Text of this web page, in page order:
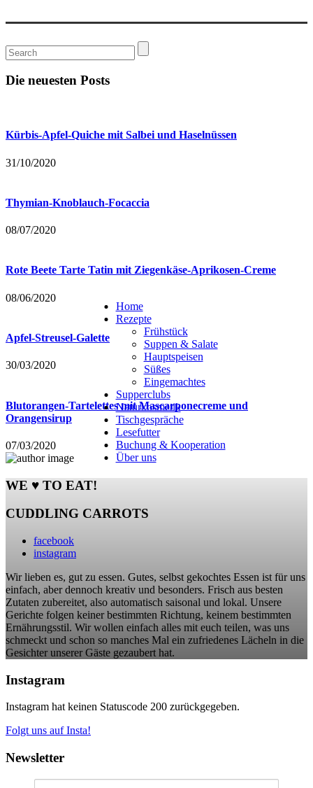
Home
Rezepte
Frühstück
Suppen & Salate
Hauptspeisen
Süßes
Eingemachtes
Supperclubs
Naturkosmetik
Tischgespräche
Lesefutter
Buchung & Kooperation
Über uns
Die neuesten Posts
Kürbis-Apfel-Quiche mit Salbei und Haselnüssen
31/10/2020
Thymian-Knoblauch-Focaccia
08/07/2020
Rote Beete Tarte Tatin mit Ziegenkäse-Aprikosen-Creme
08/06/2020
Apfel-Streusel-Galette
30/03/2020
Blutorangen-Tartelettes mit Mascarponecreme und
Orangensirup
07/03/2020
WE ♥ TO EAT!
CUDDLING CARROTS
facebook
instagram
Wir lieben es, gut zu essen. Gutes, selbst gekochtes Essen ist für uns
einfach, aber dennoch kreativ und besonders. Frisch aus besten
Zutaten zubereitet, also automatisch saisonal und lokal. Unsere
Gerichte folgen keiner bestimmten Richtung, keinem bestimmten
Ernährungsstil. Wir wollen einfach alles mit euch teilen, was uns
schmeckt und schon so manches Mal ein zufriedenes Lächeln in die
Gesichter unserer Gäste gezaubert hat.
Instagram
Instagram hat keinen Statuscode 200 zurückgegeben.
Folgt uns auf Insta!
Newsletter